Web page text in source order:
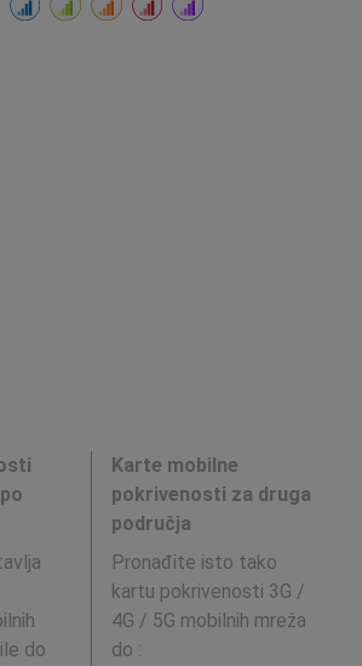
do
Karte mobilne
pokrivenosti za druga
područja
Pronađite isto tako
kartu pokrivenosti 3G /
4G / 5G mobilnih mreža
do :